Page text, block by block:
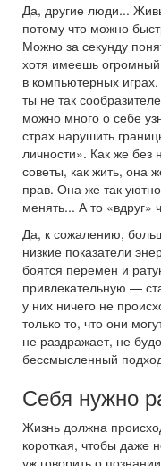
Да, другие люди...
потому что можно
Можно за секунду
хотя имеешь огромный
в компьютерных
ты не так
можно много о себе
страх нарушить
личности». Как же без
советы, как жить, она
прав. Она же так
менять... А то «вдруг»
Да, к сожалению,
низкие показатели
боятся перемен и
привлекательную —
у них ничего не
только то, что они
не раздражает, не
бессмысленный
Себя нужно
Жизнь должна
короткая, чтобы даже